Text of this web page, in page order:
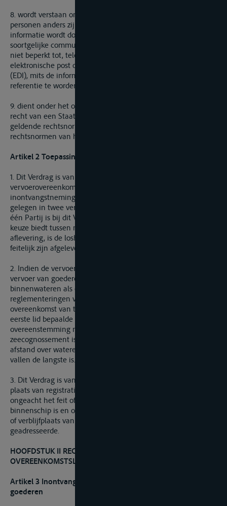
8. wordt verstaan onder “schriftelijk”, tenzij de betrokken
personen anders zijn overeengekomen, ook de situatie waarbij
informatie wordt doorgegeven via elektronische, optische of
soortgelijke communicatiemiddelen, met inbegrip van, doch
niet beperkt tot, telegrammen, telefaxen, telexberichten,
elektronische post of elektronische gegevensuitwisseling
(EDI), mits de informatie beschikbaar blijft om vervolgens als
referentie te worden gebruikt;
9. dient onder het overeenkomstig dit Verdrag toepasselijke
recht van een Staat te worden verstaan, de in deze Staat
geldende rechtsnormen met uitzondering van de
rechtsnormen van het internationale privaatrecht.
Artikel 2 Toepassingsgebied
1. Dit Verdrag is van toepassing op iedere
vervoerovereenkomst waarbij de laadhaven of plaats van
inontvangstneming en loshaven of plaats van aflevering zijn
gelegen in twee verschillende Staten waarvan er ten minste
één Partij is bij dit Verdrag. Indien de overeenkomst een
keuze biedt tussen meerdere loshavens of plaatsen van
aflevering, is de loshaven of de plaats waar de goederen
feitelijk zijn afgeleverd, bepalend.
2. Indien de vervoerovereenkomst betrekking heeft op het
vervoer van goederen zonder overslag, zowel over de
binnenwateren als over de wateren die onder maritieme
reglementeringen vallen, is dit Verdrag ook op deze
overeenkomst van toepassing overeenkomstig de in het
eerste lid bepaalde voorwaarden, tenzij: a. in
overeenstemming met het toepasselijke zeerecht een
zeecognossement is opgesteld, dan wel b. de af te leggen
afstand over wateren die onder maritieme reglementeringen
vallen de langste is.
3. Dit Verdrag is van toepassing ongeacht de nationaliteit,
plaats van registratie of thuishaven van het schip en
ongeacht het feit of het schip een zeeschip of een
binnenschip is en ongeacht de nationaliteit, woonplaats, zetel
of verblijfplaats van de vervoerder, de afzender of de
geadresseerde.
HOOFDSTUK II RECHTEN EN VERPLICHTINGEN VAN DE
OVEREENKOMSTSLUITENDE PARTIJEN
Artikel 3 Inontvangstneming, vervoer en aflevering van de
goederen